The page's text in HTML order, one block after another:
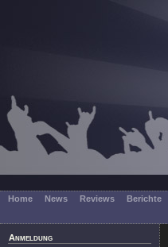
Home News Reviews Berichte
Anmeldung